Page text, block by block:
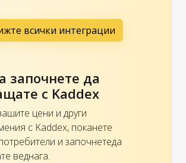
всички интеграции
започнете да
с Kaddex
цени и други
с Kaddex, поканете
и започнетеда
веднага.